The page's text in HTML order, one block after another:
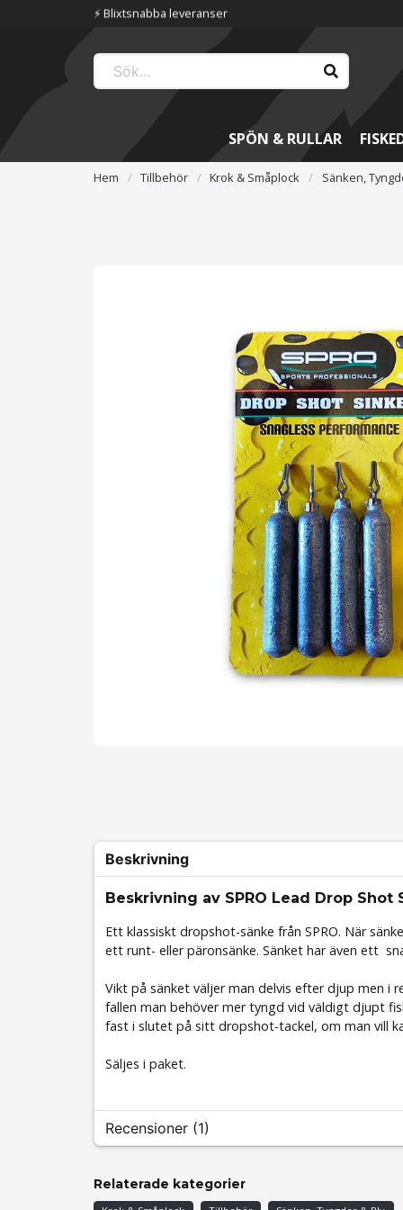
⚡️ Blixtsnabba leveranser
SPÖN & RULLAR
Hem Tillbehör Krok & Småplock Sänken,
Beskrivning
Beskrivning av SPRO Lead Drop
Ett klassiskt dropshot-sänke från SPRO. När
ett runt- eller päronsänke. Sänket har även ett
Vikt på sänket väljer man delvis efter djup men i
fallen man behöver mer tyngd vid väldigt djupt
fast i slutet på sitt dropshot-tackel, om man vill
Säljes i paket.
Recensioner (1)
Gustav
Relaterade kategorier